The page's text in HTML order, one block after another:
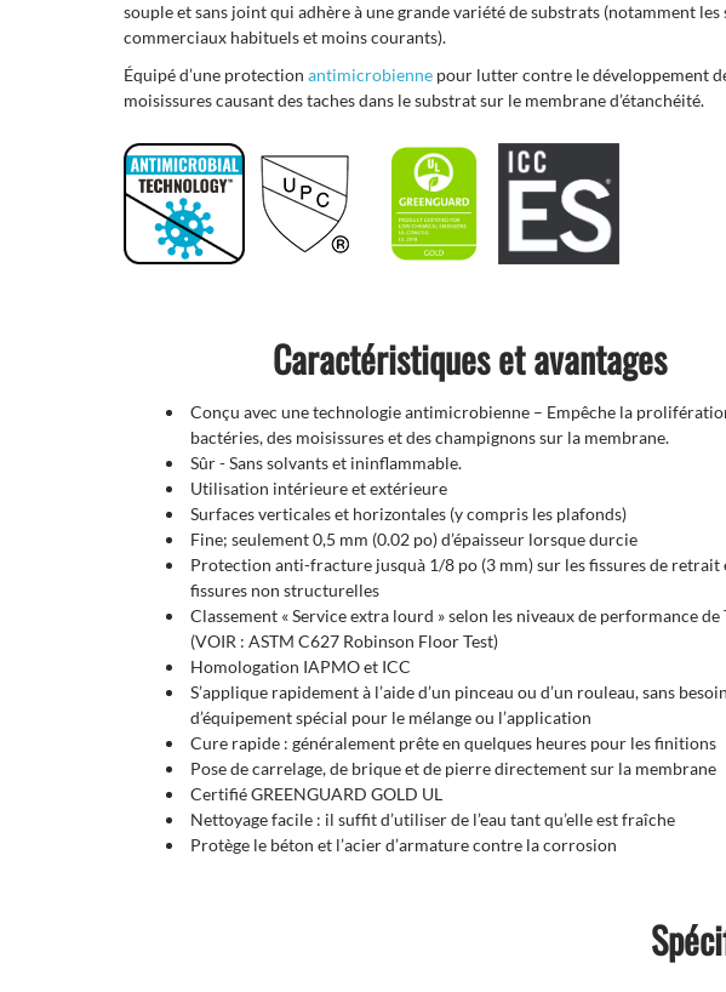
souple et sans joint qui adhère à une grande variété de substrats (notamment
commerciaux habituels et moins courants).
Équipé d’une protection antimicrobienne pour lutter contre le développement
moisissures causant des taches dans le substrat sur le membrane d’étanchéité.
Caractéristiques et avantages
Conçu avec une technologie antimicrobienne – Empêche la
bactéries, des moisissures et des champignons sur la membrane.
Sûr - Sans solvants et ininflammable.
Utilisation intérieure et extérieure
Surfaces verticales et horizontales (y compris les plafonds)
Fine; seulement 0,5 mm (0.02 po) d’épaisseur lorsque durcie
Protection anti-fracture jusquà 1/8 po (3 mm) sur les fissures de retrait
fissures non structurelles
Classement « Service extra lourd » selon les niveaux de performance de
(VOIR : ASTM C627 Robinson Floor Test)
Homologation IAPMO et ICC
S’applique rapidement à l’aide d’un pinceau ou d’un rouleau, sans besoin
d’équipement spécial pour le mélange ou l’application
Cure rapide : généralement prête en quelques heures pour les finitions
Pose de carrelage, de brique et de pierre directement sur la membrane
Certifié GREENGUARD GOLD UL
Nettoyage facile : il suffit d’utiliser de l’eau tant qu’elle est fraîche
Protège le béton et l’acier d’armature contre la corrosion